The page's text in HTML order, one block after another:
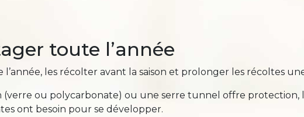
toute l’année
les récolter avant la saison et prolonger les récoltes une
(verre ou polycarbonate) ou une serre tunnel offre
ont besoin pour se développer.